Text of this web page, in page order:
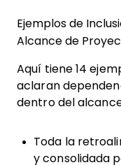
Ejemplos de
Alcance de
Aquí tiene 14
aclaran
dentro del
Toda la
y consolidada